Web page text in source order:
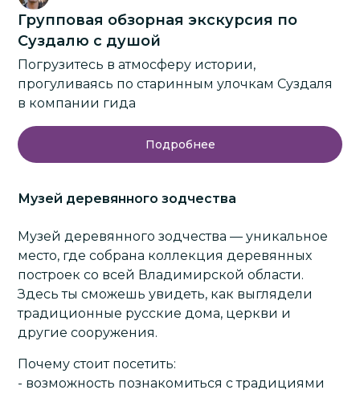
Групповая обзорная экскурсия по
Суздалю с душой
Погрузитесь в атмосферу истории,
прогуливаясь по старинным улочкам Суздаля
в компании гида
Подробнее
Музей деревянного зодчества
Музей деревянного зодчества — уникальное
место, где собрана коллекция деревянных
построек со всей Владимирской области.
Здесь ты сможешь увидеть, как выглядели
традиционные русские дома, церкви и
другие сооружения.
Почему стоит посетить:
- возможность познакомиться с традициями